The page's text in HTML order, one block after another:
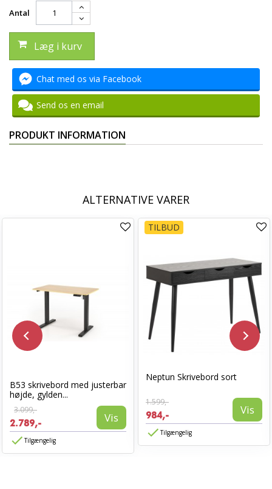
Antal
Læg i kurv
Chat med os via Facebook
Send os en email
PRODUKT INFORMATION
ALTERNATIVE VARER
B53 skrivebord med justerbar
højde, gylden...
3.099,-
2.789,- Vis
Tilgængelig
TILBUD
Neptun Skrivebord sort
1.599,-
984,- Vis
Tilgængelig